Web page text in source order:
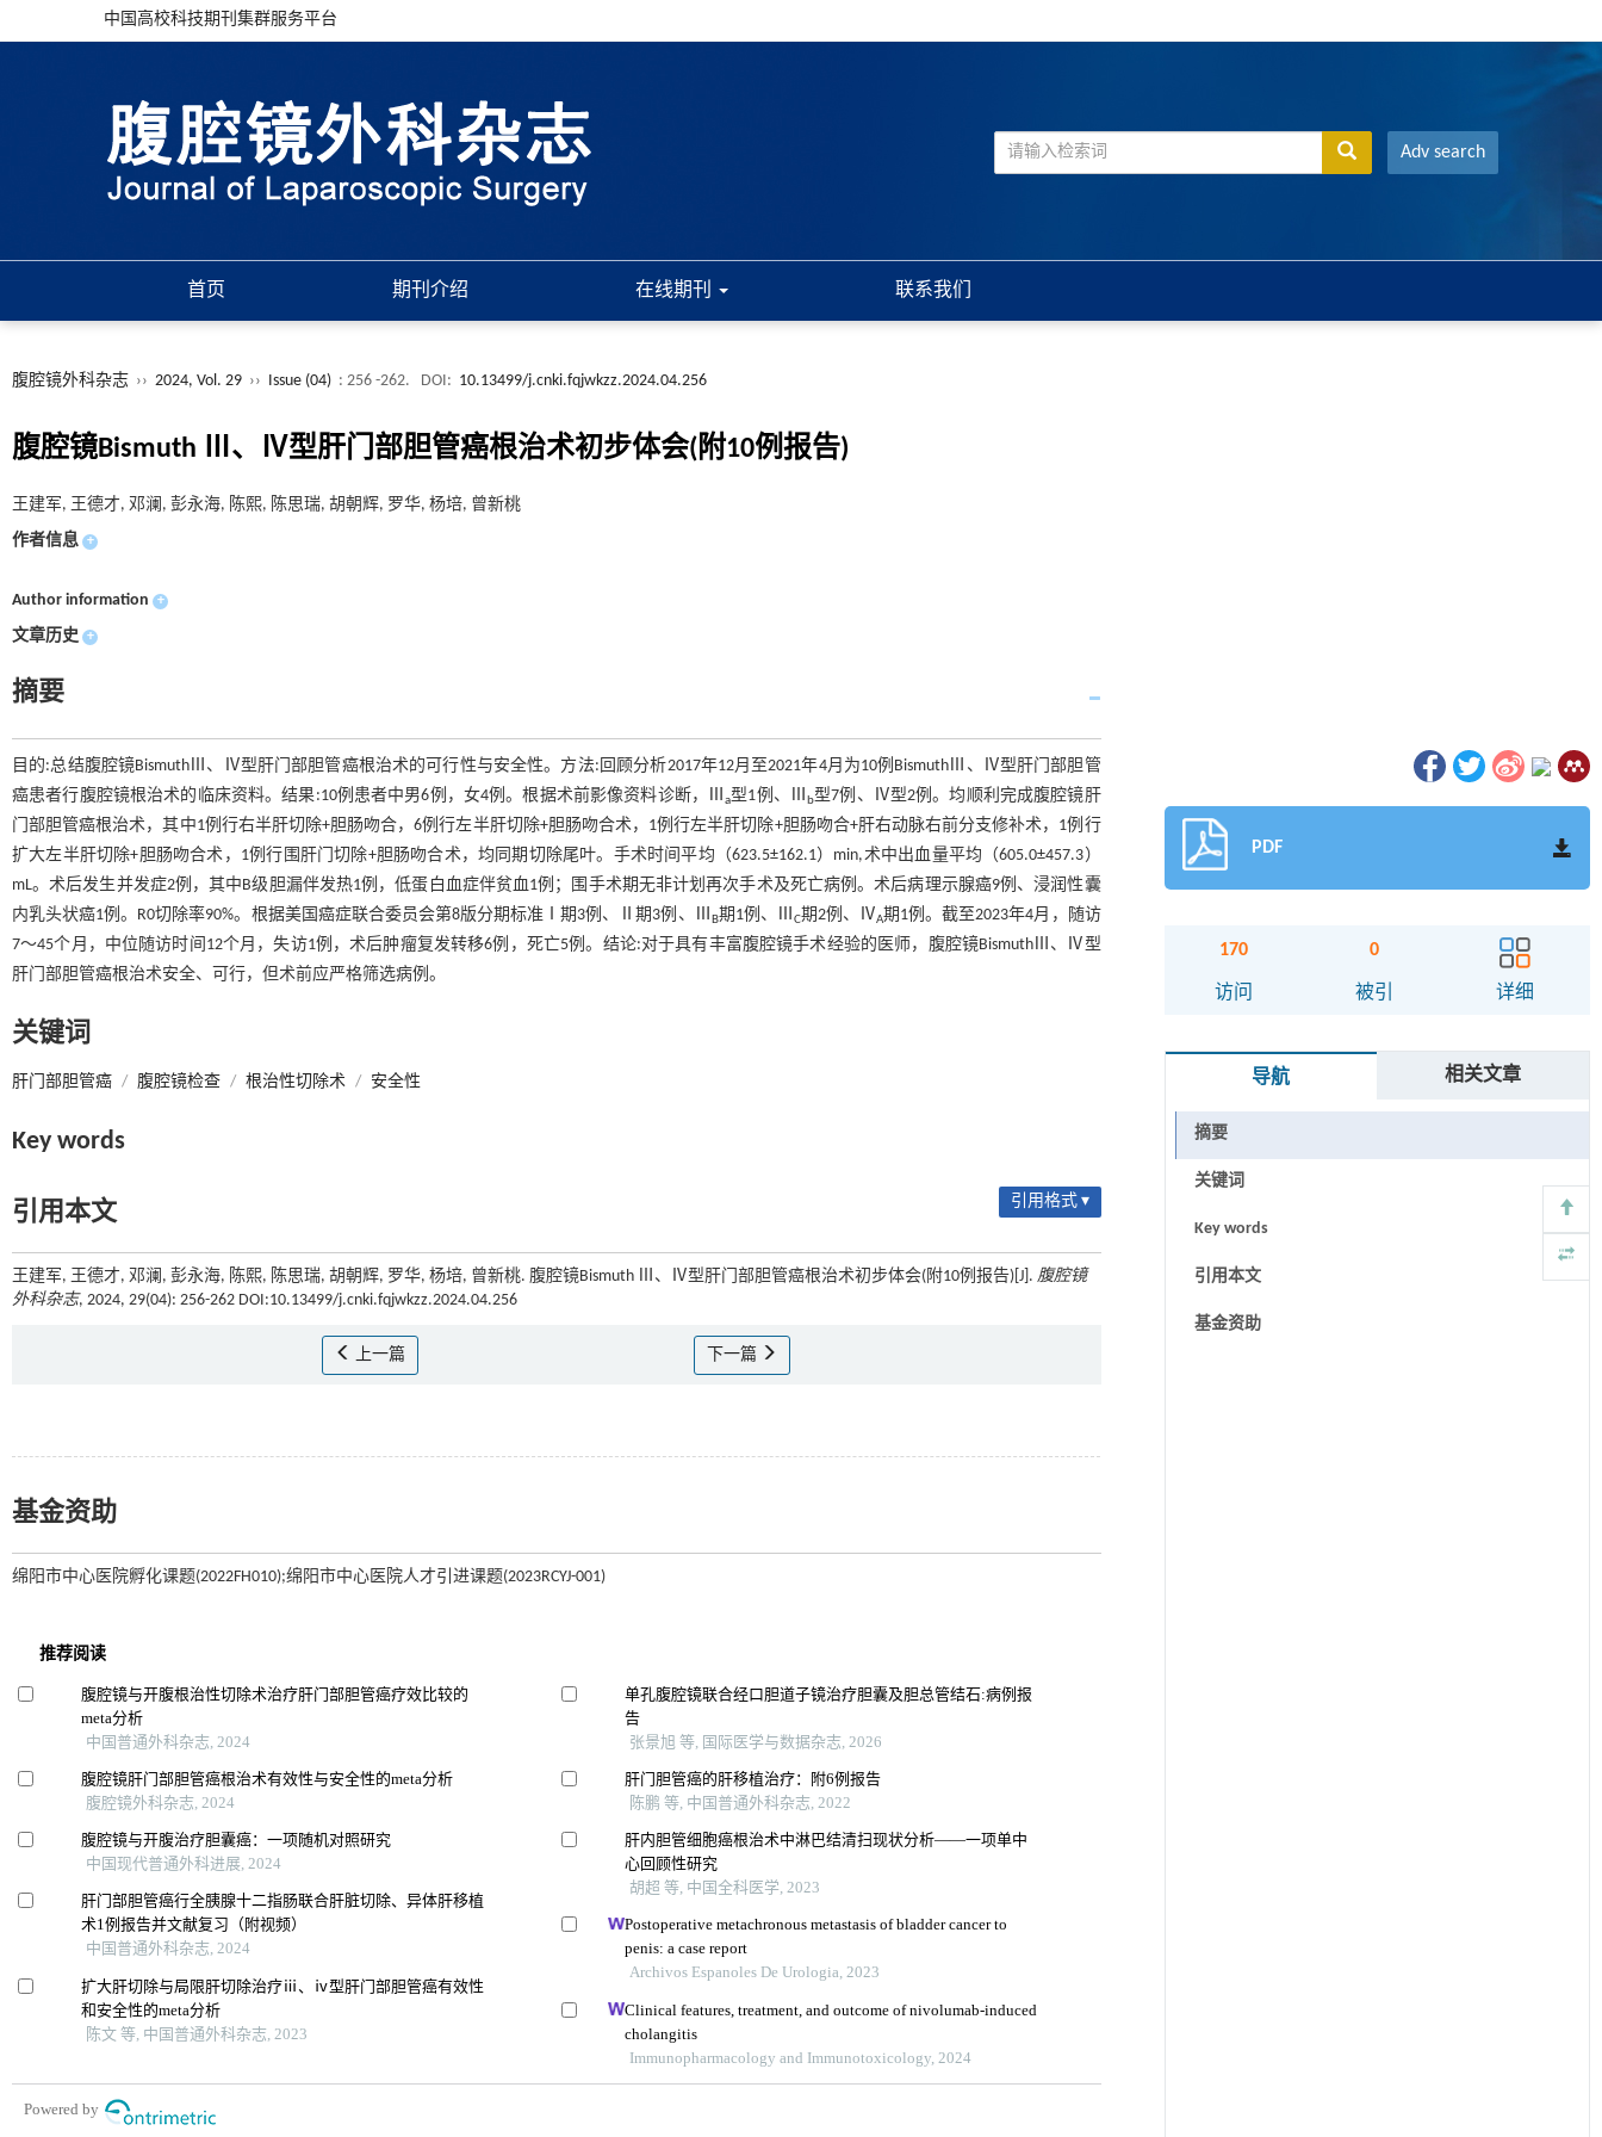
中国高校科技期刊集群服务平台
Adv search
首页 期刊介绍 在线期刊 联系我们
腹腔镜外科杂志 ›› 2024, Vol. 29 ›› Issue (04) : 256 -262. DOI: 10.13499/j.cnki.fqjwkzz.2024.04.256
腹腔镜Bismuth Ⅲ、Ⅳ型肝门部胆管癌根治术初步体会(附10例报告)
王建军, 王德才, 邓澜, 彭永海, 陈熙, 陈思瑞, 胡朝辉, 罗华, 杨培, 曾新桃
作者信息 +
Author information +
文章历史 +
摘要
目的:总结腹腔镜BismuthⅢ、Ⅳ型肝门部胆管癌根治术的可行性与安全性。方法:回顾分析2017年12月至2021年4月为10例BismuthⅢ、Ⅳ型肝门部胆管
癌患者行腹腔镜根治术的临床资料。结果:10例患者中男6例，女4例。根据术前影像资料诊断，Ⅲa型1例、Ⅲ b型7例、Ⅳ型2例。均顺利完成腹腔镜肝
门部胆管癌根治术，其中1例行右半肝切除+胆肠吻合，6例行左半肝切除+胆肠吻合术，1例行左半肝切除+胆肠吻合+肝右动脉右前分支修补术，1例行
扩大左半肝切除+胆肠吻合术，1例行围肝门切除+胆肠吻合术，均同期切除尾叶。手术时间平均（623.5±162.1）min,术中出血量平均（605.0±457.3）
mL。术后发生并发症2例，其中B级胆漏伴发热1例，低蛋白血症伴贫血1例；围手术期无非计划再次手术及死亡病例。术后病理示腺癌9例、浸润性囊
内乳头状癌1例。R0切除率90%。根据美国癌症联合委员会第8版分期标准Ⅰ期3例、Ⅱ期3例、Ⅲ B期1例、ⅢC期2例、ⅣA期1例。截至2023年4月，随访
7～45个月，中位随访时间12个月，失访1例，术后肿瘤复发转移6例，死亡5例。结论:对于具有丰富腹腔镜手术经验的医师，腹腔镜BismuthⅢ、Ⅳ型
肝门部胆管癌根治术安全、可行，但术前应严格筛选病例。
关键词
肝门部胆管癌 / 腹腔镜检查 / 根治性切除术 / 安全性
Key words
引用本文 引用格式 ▾
王建军, 王德才, 邓澜, 彭永海, 陈熙, 陈思瑞, 胡朝辉, 罗华, 杨培, 曾新桃. 腹腔镜Bismuth Ⅲ、Ⅳ型肝门部胆管癌根治术初步体会(附10例报告)[J]. 腹腔镜
外科杂志, 2024, 29(04): 256-262 DOI:10.13499/j.cnki.fqjwkzz.2024.04.256
上一篇 下一篇
基金资助
绵阳市中心医院孵化课题(2022FH010);绵阳市中心医院人才引进课题(2023RCYJ-001)
PDF
170
访问
0
被引 详细
导航 相关文章
摘要
关键词
Key words
引用本文
基金资助